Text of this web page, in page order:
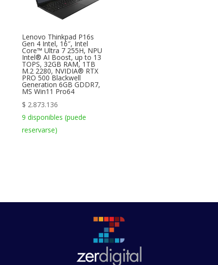
Lenovo Thinkpad P16s
Gen 4 Intel, 16″, Intel
Core™ Ultra 7 255H, NPU
Intel® AI Boost, up to 13
TOPS, 32GB RAM, 1TB
M.2 2280, NVIDIA® RTX
PRO 500 Blackwell
Generation 6GB GDDR7,
MS Win11 Pro64
$ 2.873.136
9 disponibles (puede
reservarse)